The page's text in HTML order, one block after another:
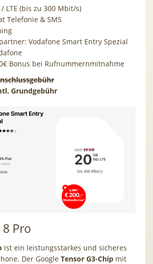
/ LTE (bis zu 300 Mbit/s)
Telefonie & SMS
Vodafone Smart Entry Spezial
Bonus bei Rufnummernmitnahme
Grundgebühr
Pro
ist ein leistungsstarkes und sicheres
Der Google Tensor G3-Chip mit